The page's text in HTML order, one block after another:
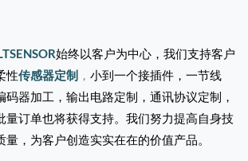
始终以客户为中心，我们支持客户
性传感器定制 ， 小到一个接插件，一节线
码器加工，输出电路定制，通讯协议定制，
量订单也将获得支持。我们努力提高自身技
，为客户创造实实在在的价值产品。